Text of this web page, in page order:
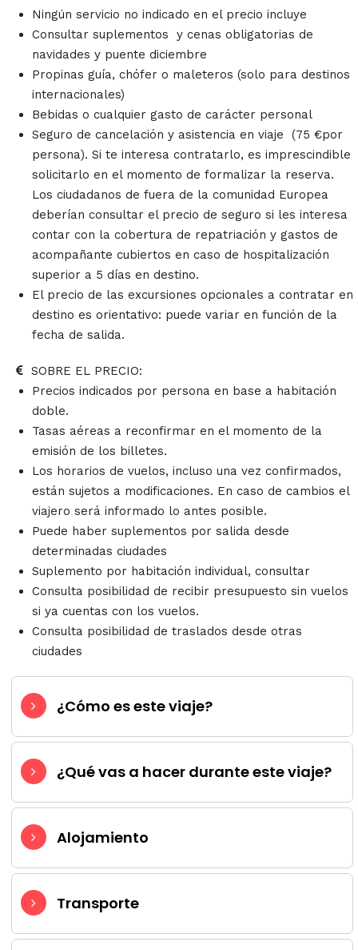
Ningún servicio no indicado en el precio incluye
Consultar suplementos y cenas obligatorias de
navidades y puente diciembre
Propinas guía, chófer o maleteros (solo para destinos
internacionales)
Bebidas o cualquier gasto de carácter personal
Seguro de cancelación y asistencia en viaje (75 €por
persona). Si te interesa contratarlo, es imprescindible
solicitarlo en el momento de formalizar la reserva.
Los ciudadanos de fuera de la comunidad Europea
deberían consultar el precio de seguro si les interesa
contar con la cobertura de repatriación y gastos de
acompañante cubiertos en caso de hospitalización
superior a 5 días en destino.
El precio de las excursiones opcionales a contratar en
destino es orientativo: puede variar en función de la
fecha de salida.
SOBRE EL PRECIO:
Precios indicados por persona en base a habitación
doble.
Tasas aéreas a reconfirmar en el momento de la
emisión de los billetes.
Los horarios de vuelos, incluso una vez confirmados,
están sujetos a modificaciones. En caso de cambios el
viajero será informado lo antes posible.
Puede haber suplementos por salida desde
determinadas ciudades
Suplemento por habitación individual, consultar
Consulta posibilidad de recibir presupuesto sin vuelos
si ya cuentas con los vuelos.
Consulta posibilidad de traslados desde otras
ciudades
¿Cómo es este viaje?
¿Qué vas a hacer durante este viaje?
Alojamiento
Transporte